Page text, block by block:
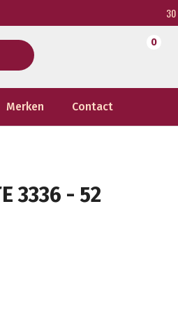
30
0
Merken Contact
3336 - 52